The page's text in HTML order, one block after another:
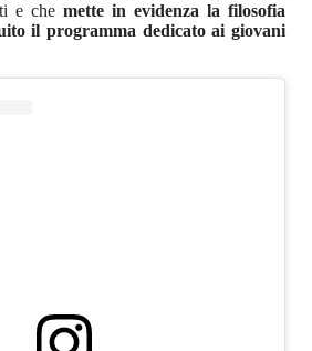
e che mette in evidenza la filosofia
il programma dedicato ai giovani